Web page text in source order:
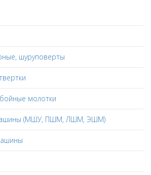
шуруповерты
молотки
(МШУ, ПШМ, ЛШМ, ЭШМ)